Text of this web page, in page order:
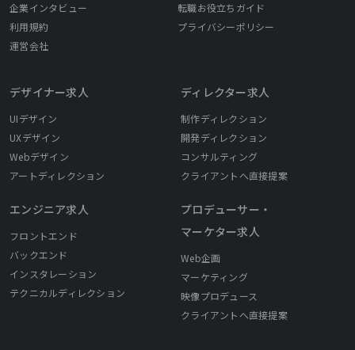
企業インタビュー
転職お役立ちガイド
利用規約
プライバシーポリシー
運営会社
デザイナー求人
UIデザイン
UXデザイン
Webデザイン
アートディレクション
エンジニア求人
フロントエンド
バックエンド
インスタレーション
テクニカルディレクション
ディレクター求人
制作ディレクション
開発ディレクション
コンサルティング
クライアントへ直接提案
プロデューサー・
マーケター求人
Web企画
マーケティング
映像プロデュース
クライアントへ直接提案